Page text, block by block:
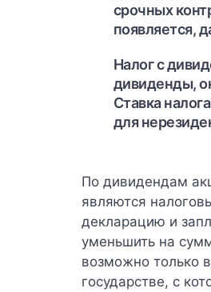
срочных
появляется,
Налог с
дивиденды,
Ставка
для
По дивидендам
являются
декларацию и
уменьшить на
возможно только
государстве, с